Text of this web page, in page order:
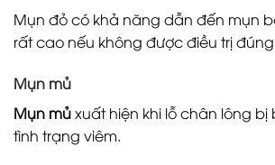
Mụn đỏ có khả năng dẫn đến mụn
rất cao nếu không được điều trị
Mụn mủ
Mụn mủxuất hiện khi lỗ chân lông
tình trạng viêm.